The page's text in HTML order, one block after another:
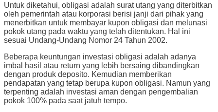
Untuk diketahui, obligasi adalah surat utang yang diterbitkan
oleh pemerintah atau korporasi berisi janji dari pihak yang
menerbitkan untuk membayar kupon obligasi dan melunasi
pokok utang pada waktu yang telah ditentukan. Hal ini
sesuai Undang-Undang Nomor 24 Tahun 2002.
Beberapa keuntungan investasi obligasi adalah adanya
imbal hasil atau return yang lebih bersaing dibandingkan
dengan produk deposito. Kemudian memberikan
pendapatan yang tetap berupa kupon obligasi. Namun yang
terpenting adalah investasi aman dengan pengembalian
pokok 100% pada saat jatuh tempo.